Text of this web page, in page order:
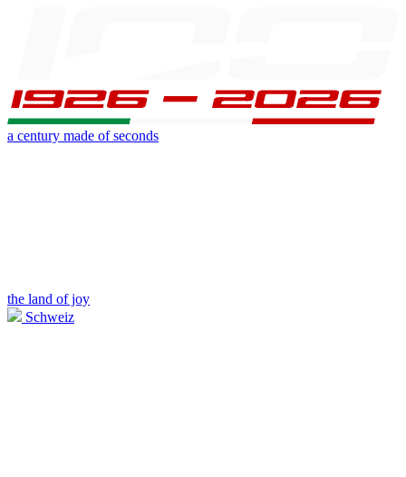
a century made of seconds
the land of joy
Schweiz